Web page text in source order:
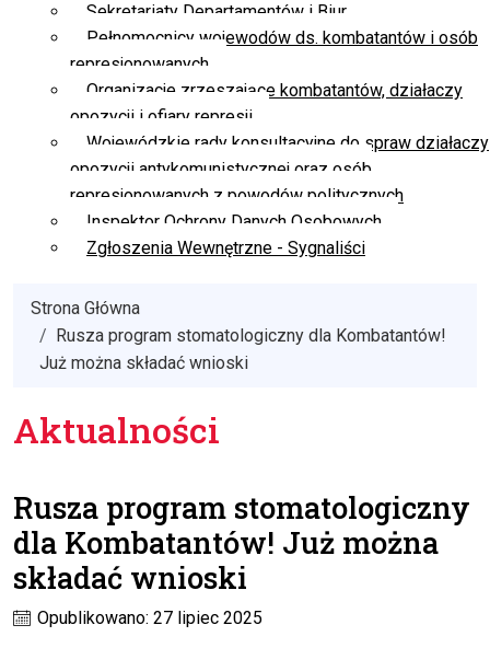
Sekretariaty Departamentów i Biur
Pełnomocnicy wojewodów ds. kombatantów i osób
represjonowanych
Organizacje zrzeszające kombatantów, działaczy
opozycji i ofiary represji
Wojewódzkie rady konsultacyjne do spraw działaczy
opozycji antykomunistycznej oraz osób
represjonowanych z powodów politycznych
Inspektor Ochrony Danych Osobowych
Zgłoszenia Wewnętrzne - Sygnaliści
Strona Główna
Rusza program stomatologiczny dla Kombatantów!
Już można składać wnioski
Aktualności
Rusza program stomatologiczny
dla Kombatantów! Już można
składać wnioski
Opublikowano: 27 lipiec 2025